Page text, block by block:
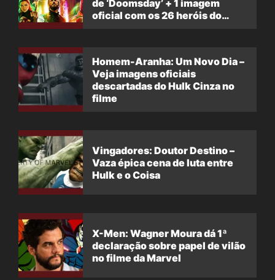
de ‘Doomsday’ + 1 imagem
oficial com os 26 heróis do
Homem-Aranha: Um Novo Dia –
Veja imagens oficiais
descartadas do Hulk Cinza no
filme
Vingadores: Doutor Destino –
Vaza épica cena de luta entre
Hulk e o Coisa
X-Men: Wagner Moura dá 1ª
declaração sobre papel de vilão
no filme da Marvel